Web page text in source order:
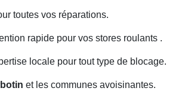
toutes vos réparations.
rapide pour vos stores roulants .
locale pour tout type de blocage.
et les communes avoisinantes.